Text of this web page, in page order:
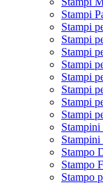
Stampi
Stampi
Stampi
Stampi
Stampi
Stampi
Stampi
Stampi
Stampi
Stampo
Stampo
Stampo